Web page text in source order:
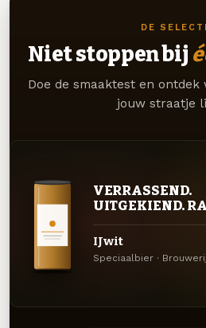
DE
Niet stoppen bij
Doe de smaaktest en
jouw straatje
VERRASSEND.
UITGEKIEND.
IJwit
Speciaalbier ·